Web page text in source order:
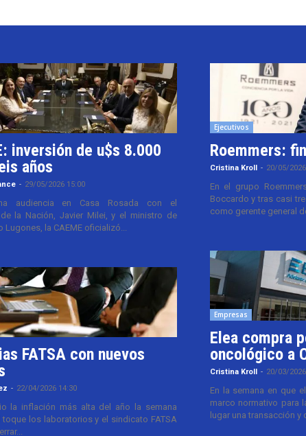
inversión de u$s 8.000
años
- 29/05/2026 15:00
audiencia en Casa Rosada con el
la Nación, Javier Milei, y el ministro de
Lugones, la CAEME oficializó...
FATSA con nuevos
- 22/04/2026 14:30
la inflación más alta del año la semana
toque los laboratorios y el sindicato FATSA
Ejecutivos
Roemmers:
Cristina Kroll - 20/05/
En el grupo
Boccardo y tras casi
como gerente general
Empresas
Elea compra
oncológico a
Cristina Kroll - 20/03/
En la semana en que
marco normativo para
lugar una transacción y